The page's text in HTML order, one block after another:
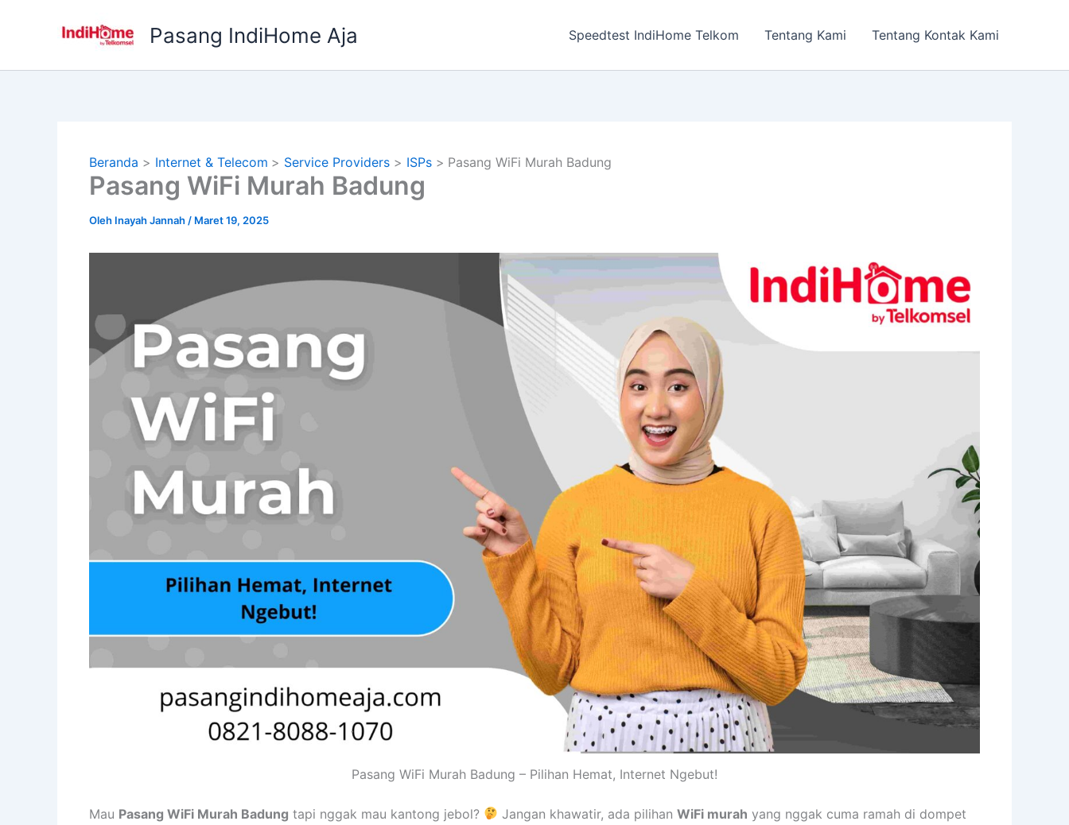
Pasang IndiHome Aja Speedtest IndiHome Telkom Tentang Kami Tentang Kontak Kami
Beranda Internet & Telecom Service Providers ISPs Pasang WiFi Murah Badung
Pasang WiFi Murah Badung
Oleh Inayah Jannah / Maret 19, 2025
Pasang WiFi Murah Badung – Pilihan Hemat, Internet Ngebut!
Mau Pasang WiFi Murah Badung tapi nggak mau kantong jebol? Jangan khawatir, ada pilihanWiFi murah yang nggak cuma ramah di dompet